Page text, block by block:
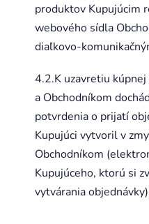
produktov Kupujúcim
webového sídla
diaľkovo-
4.2.K uzavretiu
a Obchodníkom
potvrdenia o prijatí
Kupujúci vytvoril v
Obchodníkom
Kupujúceho, ktorú si
vytvárania